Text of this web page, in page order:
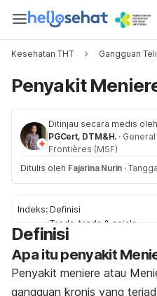
Kesehatan THT Gangguan
Penyakit
Ditinjau secara medis oleh
PGCert, DTM&H. ·
Frontières (MSF)
Ditulis oleh Fajarina Nurin ·
Indeks: Definisi
Tanda-tanda & gejala
Penyebab
Faktor-faktor risiko
Pengobatan
Pengobatan di rumah
Definisi
Apa itu penyakit
Penyakit meniere atau
gangguan kronis yang